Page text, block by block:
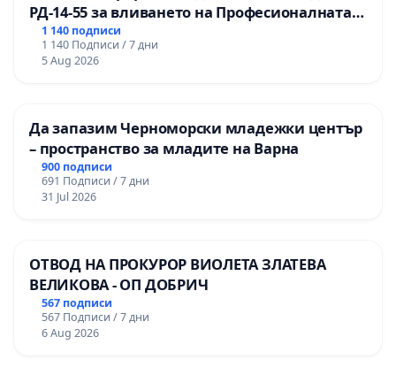
РД-14-55 за вливането на Професионалната
гимназия по промишлени технологии в
Професионалната гимназия по икономика и
мениджмънт – гр. Пазарджик
1 140 подписи
1 140 Подписи / 7 дни
5 Aug 2026
Да запазим Черноморски младежки център
– пространство за младите на Варна
900 подписи
691 Подписи / 7 дни
31 Jul 2026
ОТВОД НА ПРОКУРОР ВИОЛЕТА ЗЛАТЕВА
ВЕЛИКОВА - ОП ДОБРИЧ
567 подписи
567 Подписи / 7 дни
6 Aug 2026